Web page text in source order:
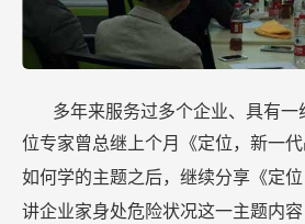
多年来服务过多个企业、具有一
位专家曾总继上个月《定位，新一
如何学的主题之后，继续分享《定
讲企业家身处危险状况这一主题内